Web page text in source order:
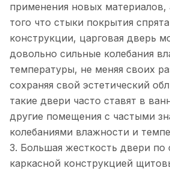
применения новых материалов,
того что стыки покрытия
конструкции, царговая дверь
довольно сильные колебания
температуры, не меняя своих
сохраняя свой эстетический
такие двери часто ставят в
другие помещения с частыми
колебаниями влажности и
3. Большая жесткость двери по
каркасной конструкцией